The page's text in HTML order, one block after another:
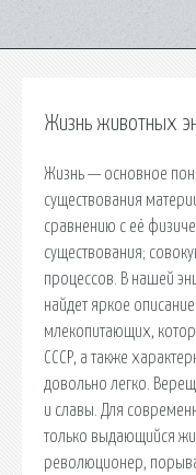
Жизнь животных
Жизнь — основное
существования
сравнению с её
существования;
процессов. В нашей
найдет яркое
млекопитающих,
СССР, а также
довольно легко.
и славы. Для
только выдающийся
революционер,